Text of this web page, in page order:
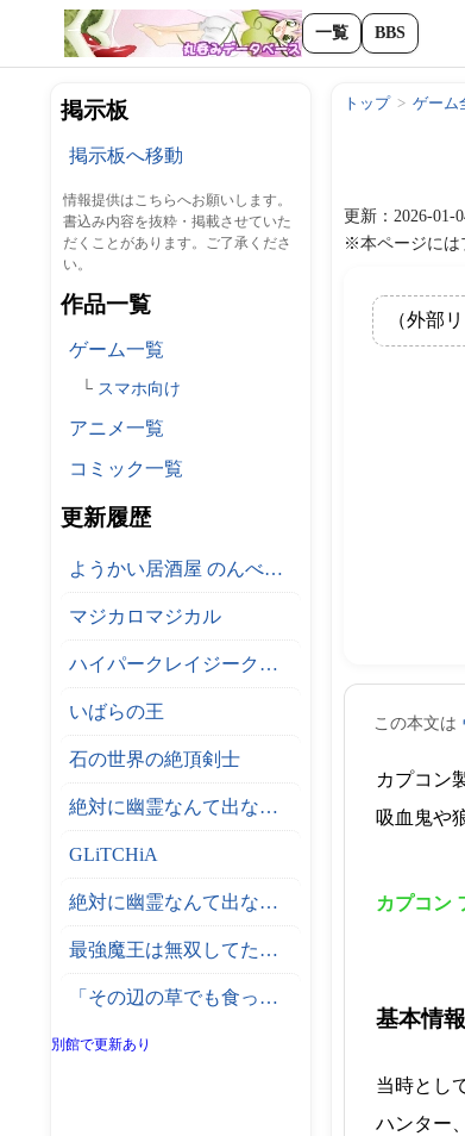
一覧 BBS
掲示板
掲示板へ移動
情報提供はこちらへお願いします。
書込み内容を抜粋・掲載させていた
だくことがあります。ご了承くださ
い。
作品一覧
ゲーム一覧
スマホ向け
アニメ一覧
コミック一覧
更新履歴
ようかい居酒屋 のんべれケ。
マジカロマジカル
ハイパークレイジークライマー
いばらの王
石の世界の絶頂剣士
絶対に幽霊なんて出ないサーカス団
GLiTCHiA
絶対に幽霊なんて出ない高層エレベーター
最強魔王は無双してたのに ～女体化解除のカギは人助けの旅でした～
「その辺の草でも食っとけ」と追放された無能スキル【植物食い】持ち転生者、エルフの里で幻の植物を食べて無双する
別館で更新あり
トップ ゲーム
更新：2026-01-
※本ページには
（外部
この本文は
カプコン
吸血鬼や
カプコン
基本情報
当時とし
ハンター